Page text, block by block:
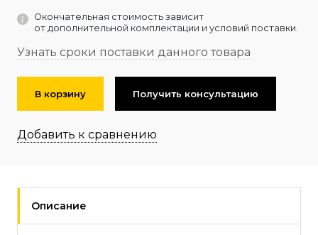
Окончательная стоимость зависит
от дополнительной комплектации и условий поставки.
Узнать сроки поставки данного товара
В корзину Получить консультацию
Добавить к сравнению
Описание